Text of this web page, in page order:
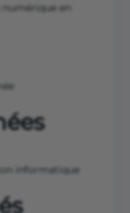
numérique en
informatique